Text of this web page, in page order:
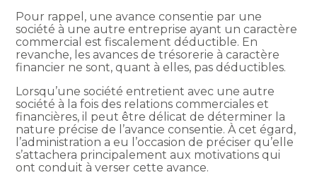
Pour rappel, une avance consentie par une
société à une autre entreprise ayant un caractère
commercial est fiscalement déductible. En
revanche, les avances de trésorerie à caractère
financier ne sont, quant à elles, pas déductibles.
Lorsqu’une société entretient avec une autre
société à la fois des relations commerciales et
financières, il peut être délicat de déterminer la
nature précise de l’avance consentie. À cet égard,
l’administration a eu l’occasion de préciser qu’elle
s’attachera principalement aux motivations qui
ont conduit à verser cette avance.